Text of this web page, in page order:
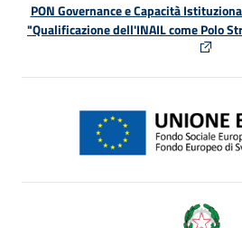
PON Governance e Capacità
"Qualificazione dell'INAIL come Polo